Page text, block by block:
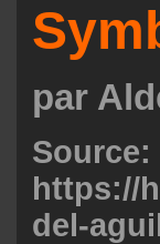
par
Source:
https://
del-